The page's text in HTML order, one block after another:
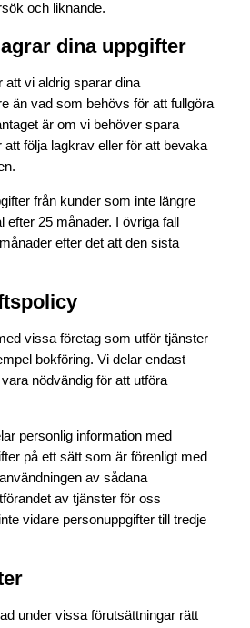
och liknande.
dina uppgifter
att vi aldrig sparar dina
än vad som behövs för att fullgöra
är om vi behöver spara
att följa lagkrav eller för att bevaka
från kunder som inte längre
efter 25 månader. I övriga fall
efter det att den sista
vissa företag som utför tjänster
bokföring. Vi delar endast
nödvändig för att utföra
personlig information med
på ett sätt som är förenligt med
av sådana
av tjänster för oss
vidare personuppgifter till tredje
under vissa förutsättningar rätt